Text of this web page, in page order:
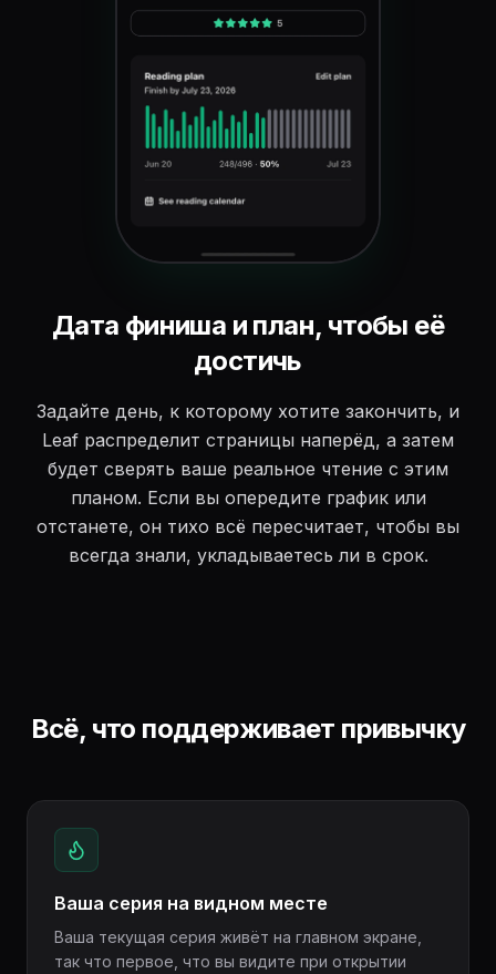
Дата финиша и план, чтобы её
достичь
Задайте день, к которому хотите закончить, и
Leaf распределит страницы наперёд, а затем
будет сверять ваше реальное чтение с этим
планом. Если вы опередите график или
отстанете, он тихо всё пересчитает, чтобы вы
всегда знали, укладываетесь ли в срок.
Всё, что поддерживает привычку
Ваша серия на видном месте
Ваша текущая серия живёт на главном экране,
так что первое, что вы видите при открытии